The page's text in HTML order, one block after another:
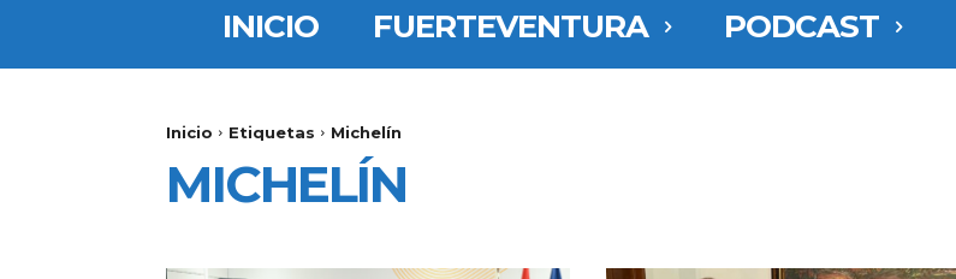
INICIO FUERTEVENTURA PODCAST
Inicio Etiquetas Michelín
MICHELÍN